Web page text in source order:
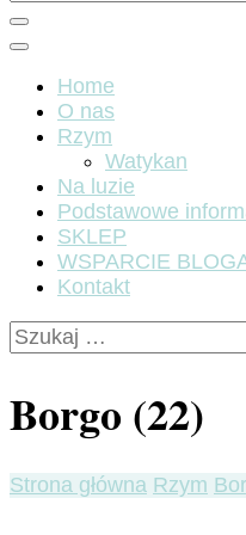
Home
O nas
Rzym
Watykan
Na luzie
Podstawowe
SKLEP
WSPARCIE
Kontakt
Szukaj:
Borgo (22)
Strona główna Rzym